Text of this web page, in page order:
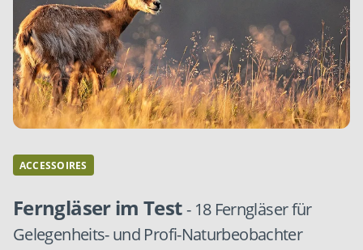
ACCESSOIRES
Ferngläser im Test- 18 Ferngläser für
Gelegenheits- und Profi-Naturbeobachter